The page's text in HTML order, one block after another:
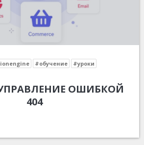
#обучение #уроки
ОШИБКОЙ
404